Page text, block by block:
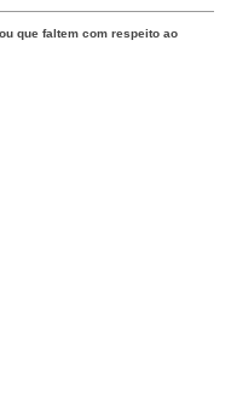
que faltem com respeito ao